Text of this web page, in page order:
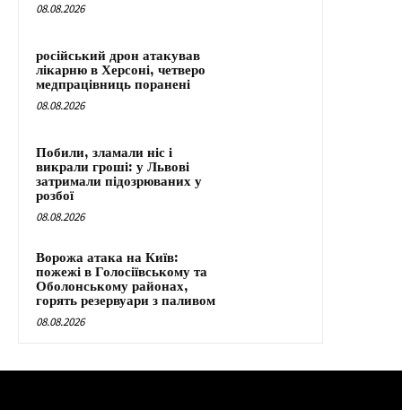
08.08.2026
російський дрон атакував
лікарню в Херсоні, четверо
медпрацівниць поранені
08.08.2026
Побили, зламали ніс і
викрали гроші: у Львові
затримали підозрюваних у
розбої
08.08.2026
Ворожа атака на Київ:
пожежі в Голосіївському та
Оболонському районах,
горять резервуари з паливом
08.08.2026